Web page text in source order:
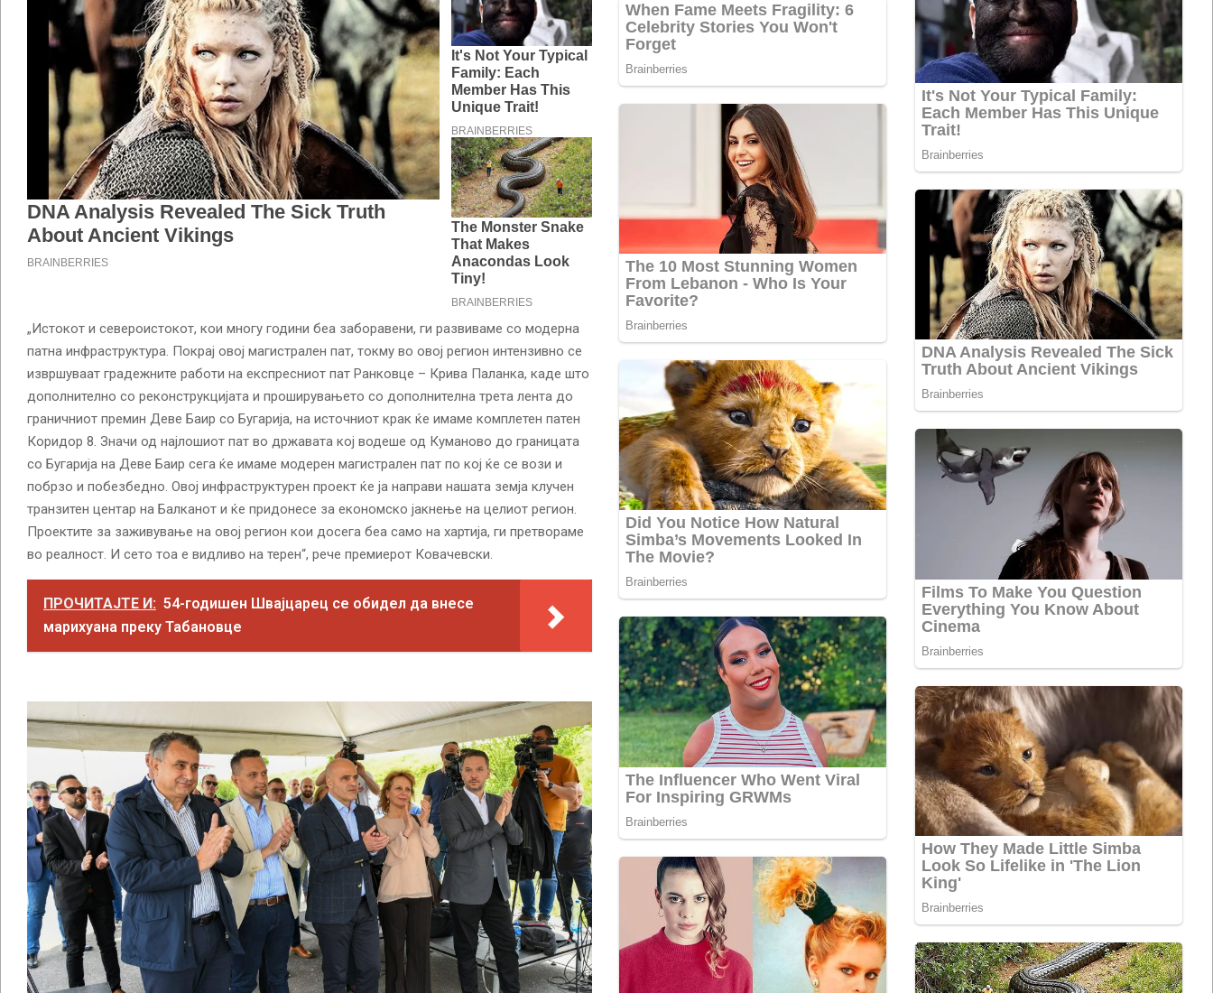
„Истокот и североистокот, кои многу години беа заборавени, ги развиваме со модерна
патна инфраструктура. Покрај овој магистрален пат, токму во овој регион интензивно се
извршуваат градежните работи на експресниот пат Ранковце – Крива Паланка, каде што
дополнително со реконструкцијата и проширувањето со дополнителна трета лента до
граничниот премин Деве Баир со Бугарија, на источниот крак ќе имаме комплетен патен
Коридор 8. Значи од најлошиот пат во државата кој водеше од Куманово до границата
со Бугарија на Деве Баир сега ќе имаме модерен магистрален пат по кој ќе се вози и
побрзо и побезбедно. Овој инфраструктурен проект ќе ја направи нашата земја клучен
транзитен центар на Балканот и ќе придонесе за економско јакнење на целиот регион.
Проектите за заживување на овој регион кои досега беа само на хартија, ги претвораме
во реалност. И сето тоа е видливо на терен“, рече премиерот Ковачевски.
ПРОЧИТАЈТЕ И: 54-годишен Швајцарец се обидел да внесе
марихуана преку Табановце